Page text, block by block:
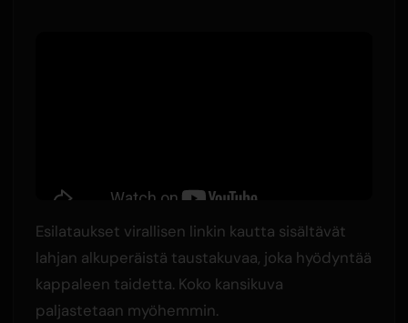
Esilataukset virallisen linkin kautta sisältävät
lahjan alkuperäistä taustakuvaa, joka hyödyntää
kappaleen taidetta. Koko kansikuva
paljastetaan myöhemmin.